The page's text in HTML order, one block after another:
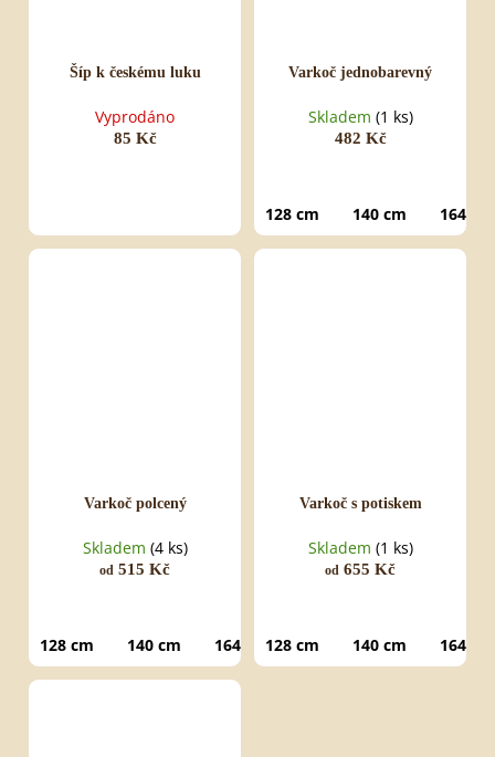
Šíp k českému luku
Vyprodáno
85 Kč
Varkoč jednobarevný
Skladem (1 ks)
482 Kč
128 cm 140 cm 164 cm
Varkoč polcený
Skladem (4 ks)
od 515 Kč
128 cm 140 cm 164 cm
Varkoč s potiskem
Skladem (1 ks)
od 655 Kč
128 cm 140 cm 164 cm